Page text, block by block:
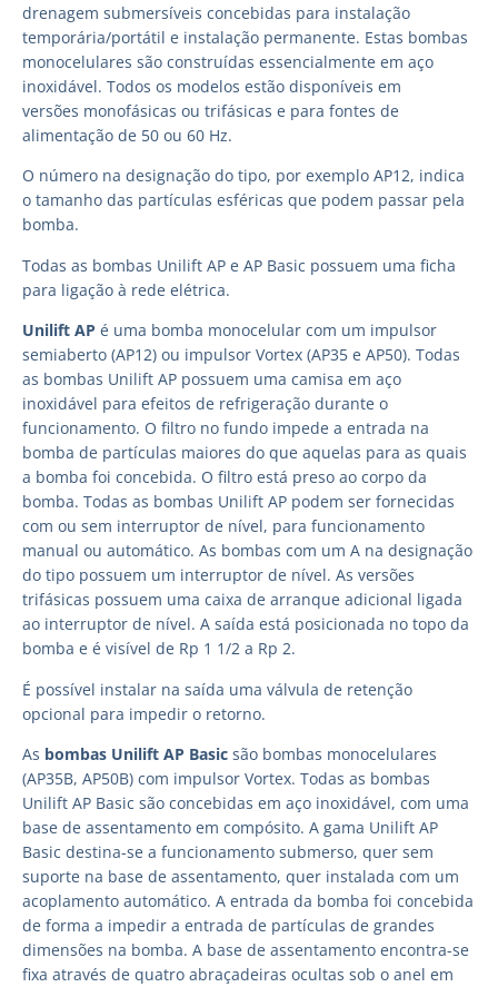
drenagem submersíveis concebidas para instalação
temporária/portátil e instalação permanente. Estas bombas
monocelulares são construídas essencialmente em aço
inoxidável. Todos os modelos estão disponíveis em
versões monofásicas ou trifásicas e para fontes de
alimentação de 50 ou 60 Hz.
O número na designação do tipo, por exemplo AP12, indica
o tamanho das partículas esféricas que podem passar pela
bomba.
Todas as bombas Unilift AP e AP Basic possuem uma ficha
para ligação à rede elétrica.
Unilift AP é uma bomba monocelular com um impulsor
semiaberto (AP12) ou impulsor Vortex (AP35 e AP50). Todas
as bombas Unilift AP possuem uma camisa em aço
inoxidável para efeitos de refrigeração durante o
funcionamento. O filtro no fundo impede a entrada na
bomba de partículas maiores do que aquelas para as quais
a bomba foi concebida. O filtro está preso ao corpo da
bomba. Todas as bombas Unilift AP podem ser fornecidas
com ou sem interruptor de nível, para funcionamento
manual ou automático. As bombas com um A na designação
do tipo possuem um interruptor de nível. As versões
trifásicas possuem uma caixa de arranque adicional ligada
ao interruptor de nível. A saída está posicionada no topo da
bomba e é visível de Rp 1 1/2 a Rp 2.
É possível instalar na saída uma válvula de retenção
opcional para impedir o retorno.
As bombas Unilift AP Basic são bombas monocelulares
(AP35B, AP50B) com impulsor Vortex. Todas as bombas
Unilift AP Basic são concebidas em aço inoxidável, com uma
base de assentamento em compósito. A gama Unilift AP
Basic destina-se a funcionamento submerso, quer sem
suporte na base de assentamento, quer instalada com um
acoplamento automático. A entrada da bomba foi concebida
de forma a impedir a entrada de partículas de grandes
dimensões na bomba. A base de assentamento encontra-se
fixa através de quatro abraçadeiras ocultas sob o anel em